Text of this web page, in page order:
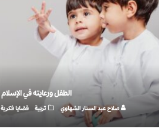
الطفل ورعايته في الإسلام
صلاح عبد الستار الشهاوي تربية قضايا فكرية